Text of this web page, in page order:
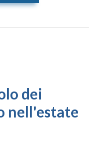
dei
nell'estate